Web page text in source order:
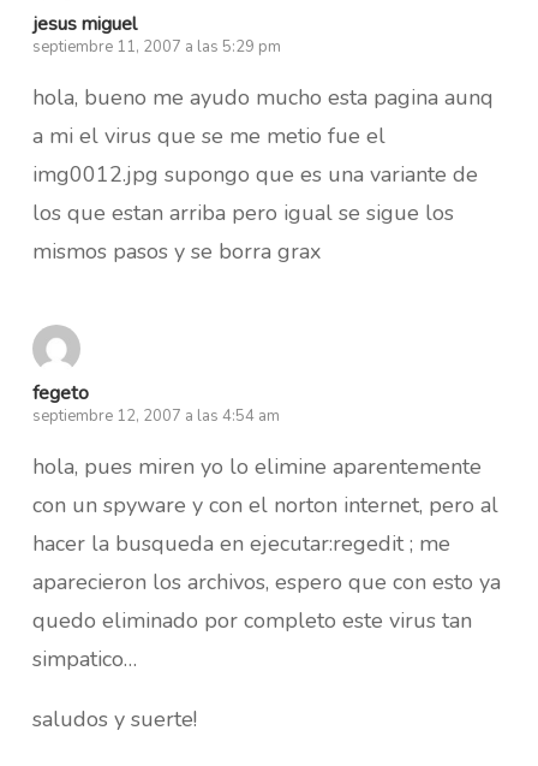
jesus miguel
septiembre 11, 2007 a las 5:29 pm
hola, bueno me ayudo mucho esta pagina aunq
a mi el virus que se me metio fue el
img0012.jpg supongo que es una variante de
los que estan arriba pero igual se sigue los
mismos pasos y se borra grax
fegeto
septiembre 12, 2007 a las 4:54 am
hola, pues miren yo lo elimine aparentemente
con un spyware y con el norton internet, pero al
hacer la busqueda en ejecutar:regedit ; me
aparecieron los archivos, espero que con esto ya
quedo eliminado por completo este virus tan
simpatico…
saludos y suerte!